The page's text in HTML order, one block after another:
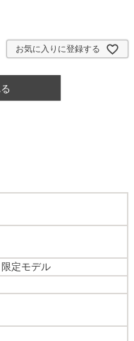
お気に入りに登録する
定モデル